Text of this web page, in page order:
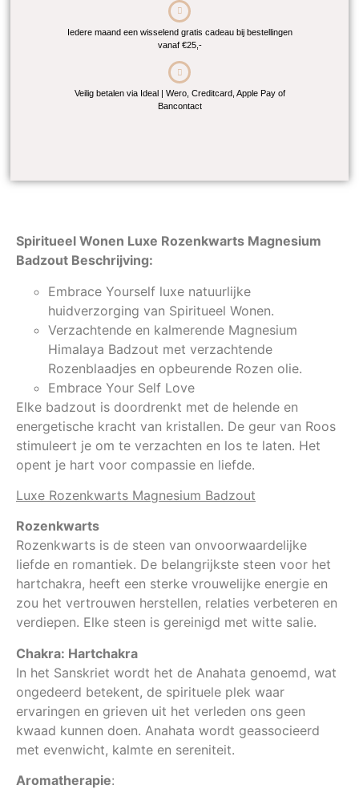
Iedere maand een wisselend gratis cadeau bij bestellingen
vanaf €25,-
Veilig betalen via Ideal | Wero, Creditcard, Apple Pay of
Bancontact
Spiritueel Wonen Luxe Rozenkwarts Magnesium
Badzout Beschrijving:
Embrace Yourself luxe natuurlijke
huidverzorging van Spiritueel Wonen.
Verzachtende en kalmerende Magnesium
Himalaya Badzout met verzachtende
Rozenblaadjes en opbeurende Rozen olie.
Embrace Your Self Love
Elke badzout is doordrenkt met de helende en
energetische kracht van kristallen. De geur van Roos
stimuleert je om te verzachten en los te laten. Het
opent je hart voor compassie en liefde.
Luxe Rozenkwarts Magnesium Badzout
Rozenkwarts
Rozenkwarts is de steen van onvoorwaardelijke
liefde en romantiek. De belangrijkste steen voor het
hartchakra, heeft een sterke vrouwelijke energie en
zou het vertrouwen herstellen, relaties verbeteren en
verdiepen. Elke steen is gereinigd met witte salie.
Chakra: Hartchakra
In het Sanskriet wordt het de Anahata genoemd, wat
ongedeerd betekent, de spirituele plek waar
ervaringen en grieven uit het verleden ons geen
kwaad kunnen doen. Anahata wordt geassocieerd
met evenwicht, kalmte en sereniteit.
Aromatherapie: